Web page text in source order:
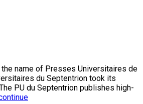
name of Presses Universitaires de
du Septentrion took its
PU du Septentrion publishes high-